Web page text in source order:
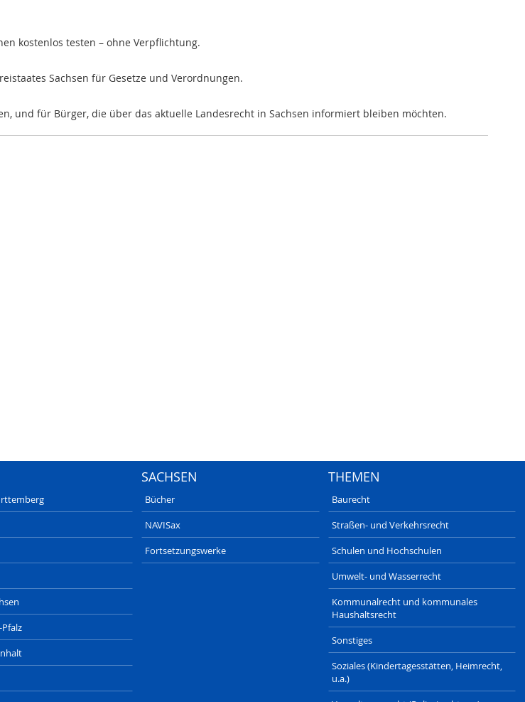
kostenlos testen – ohne Verpflichtung.
Sachsen für Gesetze und Verordnungen.
und für Bürger, die über das aktuelle Landesrecht in Sachsen informiert bleiben möchten.
SACHSEN
Bücher
NAVISax
Fortsetzungswerke
THEMEN
Baurecht
Straßen- und Verkehrsrecht
Schulen und Hochschulen
Umwelt- und Wasserrecht
Kommunalrecht und kommunales
Haushaltsrecht
Sonstiges
Soziales (Kindertagesstätten, Heimrecht,
u.a.)